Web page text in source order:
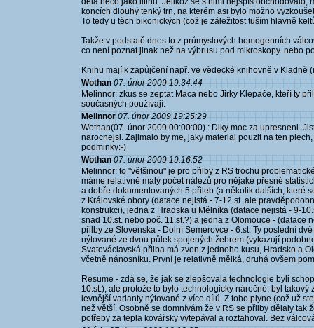
koncích dlouhý tenký trn, na kterém asi bylo možno
To tedy u těch bikonických (což je záležitost tuším hlavně
Takže v podstatě dnes to z průmyslových homogenních
co není poznat jinak než na výbrusu pod mikroskopy. nebo
Knihu mají k zapůjčení např. ve vědecké knihovně v Kladně
Wothan 07. únor 2009 19:34:44
Melinnor: zkus se zeptat Maca nebo Jirky Klepače, kteří ty
současných používají.
Melinnor 07. únor 2009 19:25:29
Wothan(07. únor 2009 00:00:00) : Diky moc za upresneni.
narocnejsi. Zajimalo by me, jaky material pouzit na ten
podminky:-)
Wothan 07. únor 2009 19:16:52
Melinnor: to "většinou" je pro přilby z RS trochu
máme relativně malý počet nálezů pro nějaké přesné
a dobře dokumentovaných 5 přileb (a několik dalších, které
z Královské obory (datace nejistá - 7-12.st. ale
konstrukci), jedna z Hradska u Mělníka (datace nejistá - 9-
snad 10.st. nebo poč. 11.st.?) a jedna z Olomouce - (datace
přilby ze Slovenska - Dolní Semerovce - 6.st. Ty poslední
nýtované ze dvou půlek spojených žebrem (vykazují
Svatováclavská přilba má zvon z jednoho kusu, Hradsko a
včetně nánosníku. První je relativně mělká, druhá ovšem
Resume - zdá se, že jak se zlepšovala technologie byli
10.st.), ale protože to bylo technologicky náročné, byl
levnější varianty nýtované z více dílů. Z toho plyne (což už
než větší. Osobně se domnívám že v RS se přilby dělaly tak
potřeby za tepla kovářsky vytepával a roztahoval. Bez